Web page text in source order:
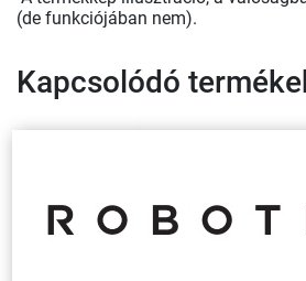
(de funkciójában nem).
Kapcsolódó